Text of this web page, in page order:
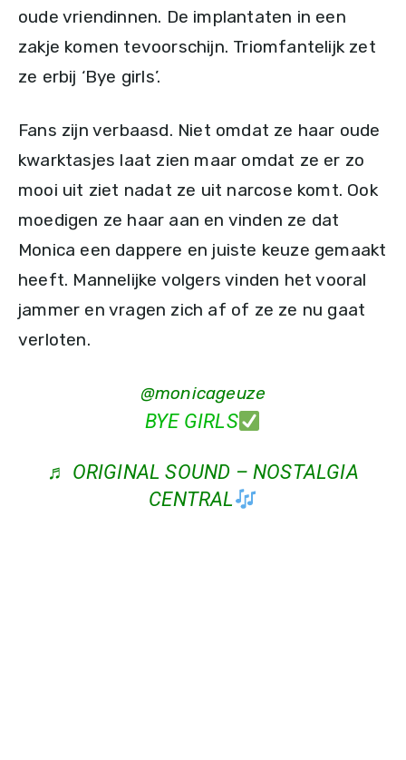
oude vriendinnen. De implantaten in een
zakje komen tevoorschijn. Triomfantelijk zet
ze erbij ‘Bye girls’.
Fans zijn verbaasd. Niet omdat ze haar oude
kwarktasjes laat zien maar omdat ze er zo
mooi uit ziet nadat ze uit narcose komt. Ook
moedigen ze haar aan en vinden ze dat
Monica een dappere en juiste keuze gemaakt
heeft. Mannelijke volgers vinden het vooral
jammer en vragen zich af of ze ze nu gaat
verloten.
@monicageuze
BYE GIRLS
♬ ORIGINAL SOUND – NOSTALGIA
CENTRAL